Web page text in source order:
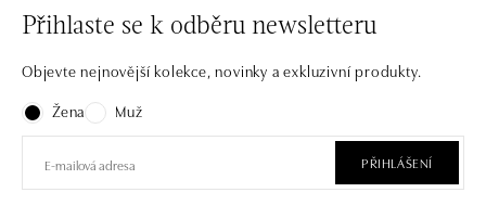
Přihlaste se k odběru newsletteru
Objevte nejnovější kolekce, novinky a exkluzivní produkty.
Žena
Muž
PŘIHLÁŠENÍ